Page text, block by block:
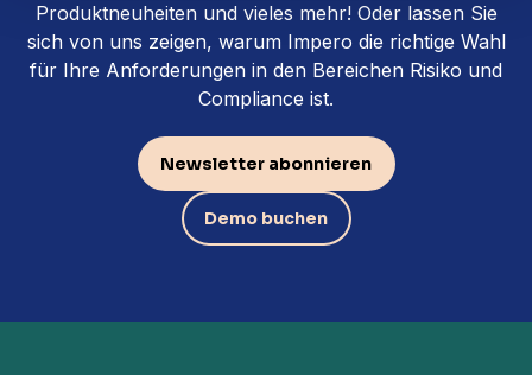
Produktneuheiten und vieles mehr! Oder lassen Sie
sich von uns zeigen, warum Impero die richtige Wahl
für Ihre Anforderungen in den Bereichen Risiko und
Compliance ist.
Newsletter abonnieren
Demo buchen